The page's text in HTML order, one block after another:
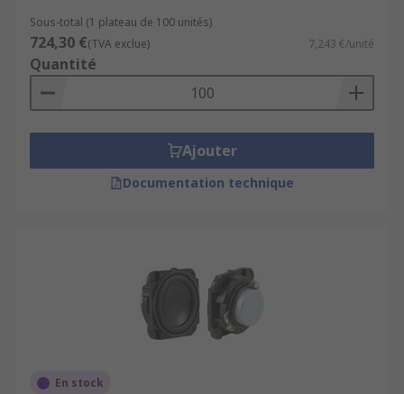
Sous-total (1 plateau de 100 unités)
724,30 €(TVA exclue) 7,243 €/unité
Quantité
Ajouter
Documentation technique
En stock